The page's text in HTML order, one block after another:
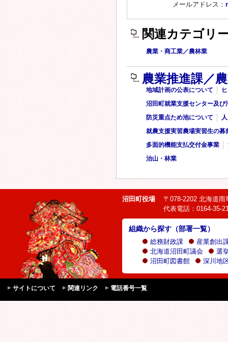
メールアドレス：
関連カテゴリ
農業・商工業／農林業
農業推進課／
地域計画の公表について
沼田町就業支援センター及び
防災重点ため池について
就農支援実習農場実習生の募
多面的機能支払交付金事業
治山・林業
沼田町役場
〒078-2202 北海道
代表電話：0164-35-
組織から探す（部署一覧）
総務財政課
産業創出
北海道沼田町議会
選
沼田町図書館
深川地
サイトについて 関連リンク 電話番号一覧